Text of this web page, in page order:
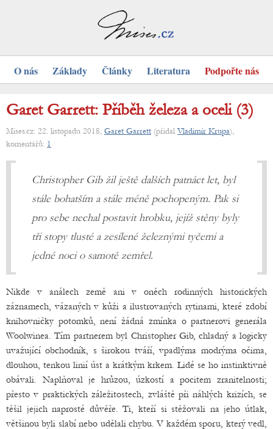
O nás Základy Články Literatura Podpořte nás
Garet Garrett: Příběh železa a oceli (3)
Mises.cz: 22. listopadu 2018, Garet Garrett (přidal Vladimír Krupa),
komentářů: 1
Christopher Gib žil ještě dalších patnáct let, byl
stále bohatším a stále méně pochopeným. Pak si
pro sebe nechal postavit hrobku, jejíž stěny byly
tři stopy tlusté a zesílené železnými tyčemi a
jedné noci o samotě zemřel.
Nikde v análech země ani v oněch rodinných historických
záznamech, vázaných v kůži a ilustrovaných rytinami, které zdobí
knihovničky potomků, není žádná zmínka o partnerovi generála
Woolwinea. Tím partnerem byl Christopher Gib, chladný a logicky
uvažující obchodník, s širokou tváří, vpadlýma modrýma očima,
dlouhou, tenkou linií úst a krátkým krkem. Lidé se ho instinktivně
obávali. Naplňoval je hrůzou, úzkostí a pocitem zranitelnosti;
přesto v praktických záležitostech, zvláště při náhlých krizích, se
těšil jejich naprosté důvěře. Ti, kteří si stěžovali na jeho útlak,
většinou byli slabí nebo udělali chybu. V každém sporu, který vedl,